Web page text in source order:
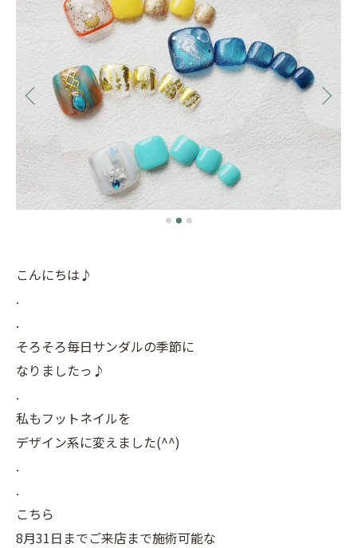
こんにちは♪
.
.
そろそろ毎日サンダルの季節に
なりましたっ♪
.
私もフットネイルを
デザイン系に変えました(^^)
.
.
こちら
8月31日までご来店まで施術可能な